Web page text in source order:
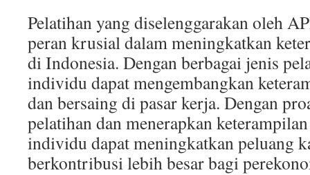
Pelatihan yang diselenggarakan oleh
peran krusial dalam meningkatkan
di Indonesia. Dengan berbagai jenis
individu dapat mengembangkan
dan bersaing di pasar kerja. Dengan
pelatihan dan menerapkan
individu dapat meningkatkan peluang
berkontribusi lebih besar bagi